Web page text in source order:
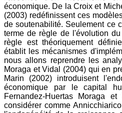
économique. De la Croix et
(2003) redéfinissent ces
de soutenabilité. Seulement ce
terme de règle de l'évolution
règle est théoriquement
établit les mécanismes
nous allons reprendre les
Moraga et Vidal (2004) qui en
Marin (2002) introduisent
économique par le capital
Fernandez-Huertas Moraga
considérer comme